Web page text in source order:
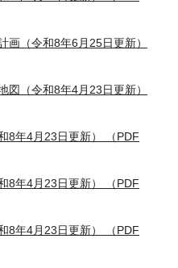
（令和8年6月25日更新）
（令和8年4月23日更新）
年4月23日更新） （PDF
年4月23日更新） （PDF
年4月23日更新） （PDF